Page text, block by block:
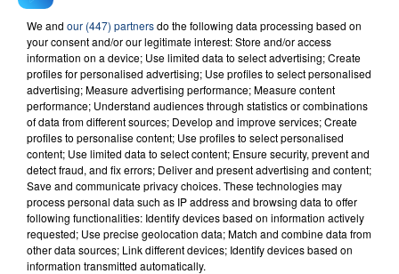
23 juillet 2026
INCENDIE MORTEL À LENS : UNE FEMME ET
SON BÉBÉ ENTRE LA VIE ET LA...
Un homme s'est immolé par le feu après avoir
aspergé sa compagne et leur bébé de trois mois
d'un liquide inflammable.
We and our (447) partnersdo the following data processing based on
your consent and/or our legitimate interest: Store and/or access
information on a device; Use limited data to select advertising; Create
profiles for personalised advertising; Use profiles to select personalised
advertising; Measure advertising performance; Measure content
performance; Understand audiences through statistics or combinations
of data from different sources; Develop and improve services; Create
profiles to personalise content; Use profiles to select personalised
content; Use limited data to select content; Ensure security, prevent and
detect fraud, and fix errors; Deliver and present advertising and content;
Save and communicate privacy choices. These technologies may
process personal data such as IP address and browsing data to offer
following functionalities: Identify devices based on information actively
requested; Use precise geolocation data; Match and combine data from
other data sources; Link different devices; Identify devices based on
information transmitted automatically.